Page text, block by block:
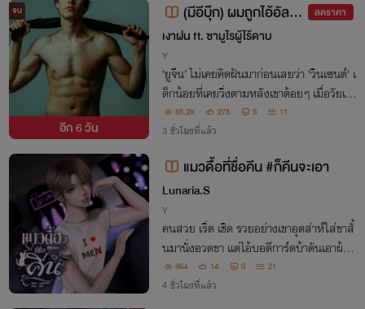
จบ
อีก6 วัน
(มีอีบุ๊ก) ผมถูกไอ้อัลฟ่
าลูกหมานี่ขึ้นขี่ - [Omega
verse] - PWP
ลดราคา
เงาฝน ft. ซามูไรผู้ไร้ดาบ
Y
‘ยูจีน’ ไม่เคยคิดฝันมาก่อนเลยว่า 'วินเซนต์' เ
ด็กน้อยที่เคยวิ่งตามหลังเขาต้อยๆ เมื่อวัยเด็
ก จะปรารถนาอยากครอบครองเขามากถึงเพี
ยงนี้— วินเซนต์ “อย่าเสียใจไปเลยครับ ผมจ
ะทำให้พี่ลืมไอ้ผัวเก่าเฮงซวยนั่นเอง”
85.2K 275 3 11
3 ชั่วโมงที่แล้ว
แมวดื้อที่ชื่อคีน #ก็คีนจะเอา
Lunaria.S
Y
คนสวย เริ่ด เชิด รวยอย่างเขาอุตส่าห์ใส่ขาสั้
นมานั่งอวดขา แต่ไอ้บอดีการ์ดบ้าดันเอาผ้าม
าคลุมแล้วบอกว่า "แอร์มันเย็นครับ" โว้ยยย
ย!!!
864 14 0 21
4 ชั่วโมงที่แล้ว